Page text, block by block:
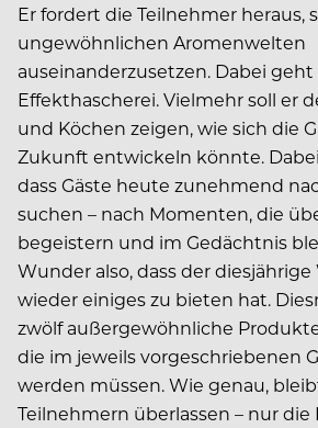
Er fordert die Teilnehmer heraus,
ungewöhnlichen Aromenwelten
auseinanderzusetzen. Dabei
Effekthascherei. Vielmehr soll er
und Köchen zeigen, wie sich die
Zukunft entwickeln könnte.
dass Gäste heute zunehmend
suchen – nach Momenten, die
begeistern und im Gedächtnis
Wunder also, dass der
wieder einiges zu bieten hat.
zwölf außergewöhnliche
die im jeweils vorgeschriebenen
werden müssen. Wie genau,
Teilnehmern überlassen – nur